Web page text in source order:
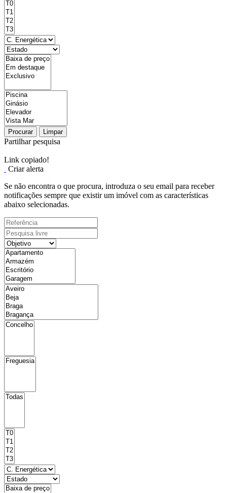
Procurar Limpar
Partilhar pesquisa
Link copiado!
Criar alerta
Se não encontra o que procura, introduza o seu email para receber
notificações sempre que existir um imóvel com as características
abaixo selecionadas.